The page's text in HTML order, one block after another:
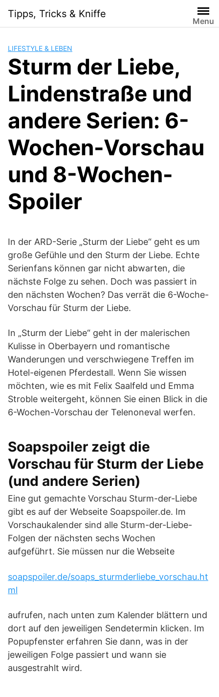
content
Tipps, Tricks & Kniffe
Menu
LIFESTYLE & LEBEN
Sturm der Liebe,
Lindenstraße und
andere Serien: 6-
Wochen-Vorschau
und 8-Wochen-
Spoiler
In der ARD-Serie „Sturm der Liebe“ geht es um
große Gefühle und den Sturm der Liebe. Echte
Serienfans können gar nicht abwarten, die
nächste Folge zu sehen. Doch was passiert in
den nächsten Wochen? Das verrät die 6-Woche-
Vorschau für Sturm der Liebe.
In „Sturm der Liebe“ geht in der malerischen
Kulisse in Oberbayern und romantische
Wanderungen und verschwiegene Treffen im
Hotel-eigenen Pferdestall. Wenn Sie wissen
möchten, wie es mit Felix Saalfeld und Emma
Stroble weitergeht, können Sie einen Blick in die
6-Wochen-Vorschau der Telenoneval werfen.
Soapspoiler zeigt die
Vorschau für Sturm der Liebe
(und andere Serien)
Eine gut gemachte Vorschau Sturm-der-Liebe
gibt es auf der Webseite Soapspoiler.de. Im
Vorschaukalender sind alle Sturm-der-Liebe-
Folgen der nächsten sechs Wochen
aufgeführt. Sie müssen nur die Webseite
soapspoiler.de/soaps_sturmderliebe_vorschau.ht
ml
aufrufen, nach unten zum Kalender blättern und
dort auf den jeweiligen Sendetermin klicken. Im
Popupfenster erfahren Sie dann, was in der
jeweiligen Folge passiert und wann sie
ausgestrahlt wird.